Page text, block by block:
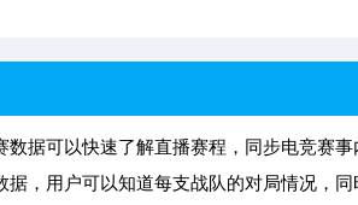
据可以快速了解直播赛程，同步电竞赛
，用户可以知道每支战队的对局情况，